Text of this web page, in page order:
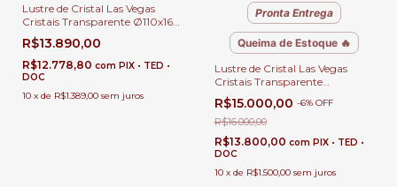
Lustre de Cristal Las Vegas
Cristais Transparente Ø110x160
para Casas com Pé Direito
Duplo e Buffet
R$13.890,00
R$12.778,80 com PIX • TED •
DOC
10 x de R$1.389,00 sem juros
Pronta Entrega
Queima de Estoque 🔥
Lustre de Cristal Las Vegas
Cristais Transparente
Ø120x180 para Casas com Pé
Direito Duplo e Buffet
R$15.000,00 -6% OFF
R$16.000,00
R$13.800,00 com PIX • TED •
DOC
10 x de R$1.500,00 sem juros